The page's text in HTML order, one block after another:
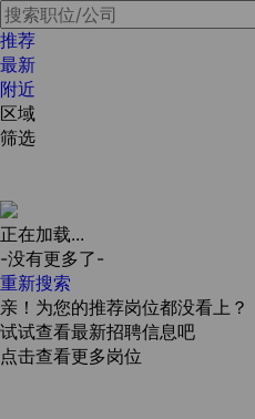
推荐
最新
附近
区域
筛选
正在加载...
-没有更多了-
重新搜索
亲！为您的推荐岗位都没看上？
试试查看最新招聘信息吧
点击查看更多岗位